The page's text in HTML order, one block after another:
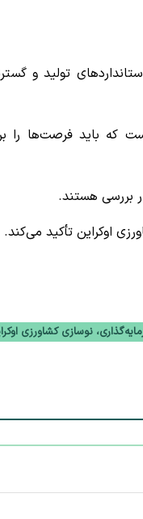
تولید و
که باید فرصت‌ها را
اوکراین تأکید می‌کند.
نوسازی کشاورزی